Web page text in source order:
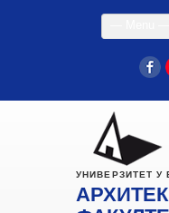
УНИВЕРЗИТЕТ У